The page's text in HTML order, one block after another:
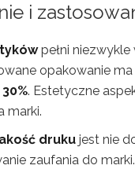
i
pełni
opakowanie
30%. Estetyczne
marki.
druku jest nie
zaufania do